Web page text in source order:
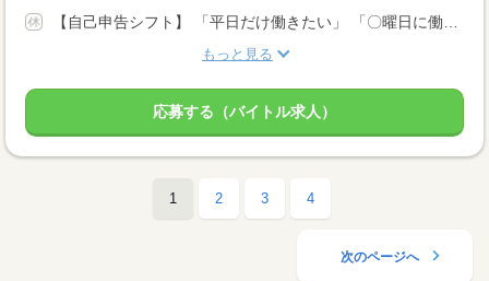
もっと見る
応募する（バイトル求人）
1 2 3 4
次のページへ